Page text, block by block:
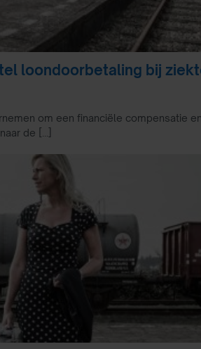
loondoorbetaling bij
om een financiële compensatie
de [...]